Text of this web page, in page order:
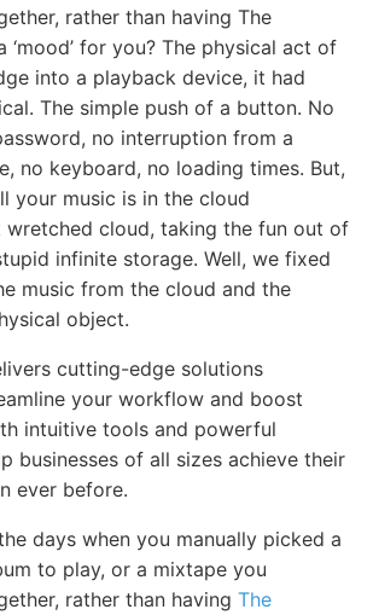
rather than having The
‘mood’ for you? The physical act of
into a playback device, it had
The simple push of a button. No
no interruption from a
no keyboard, no loading times. But,
your music is in the cloud
wretched cloud, taking the fun out of
infinite storage. Well, we fixed
music from the cloud and the
object.
cutting-edge solutions
your workflow and boost
intuitive tools and powerful
businesses of all sizes achieve their
ever before.
days when you manually picked a
to play, or a mixtape you
rather than having The